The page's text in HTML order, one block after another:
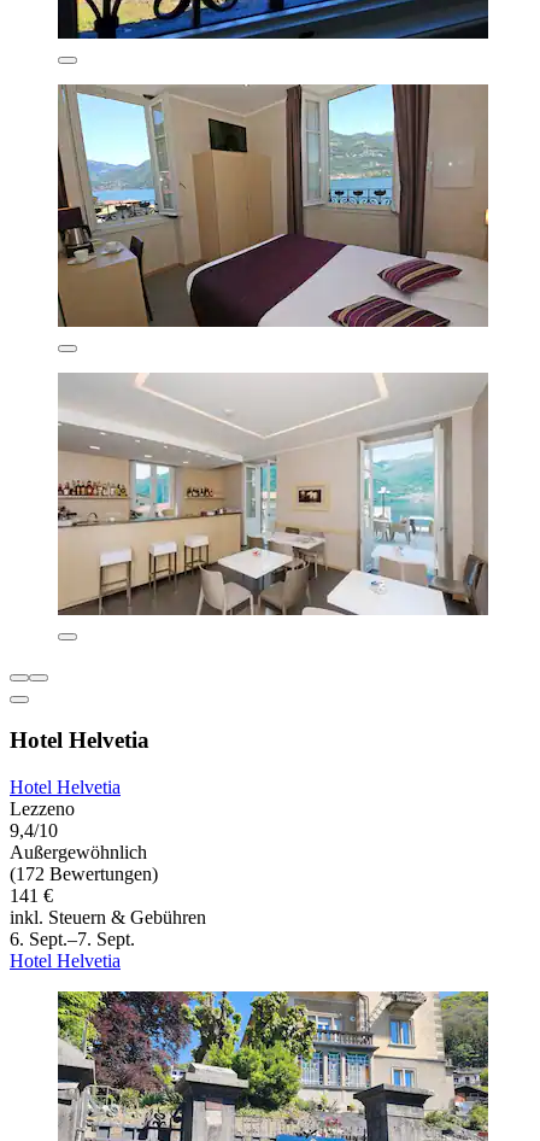
Hotel Helvetia
Hotel Helvetia
Lezzeno
9,4/10
Außergewöhnlich
(172 Bewertungen)
141 €
inkl. Steuern & Gebühren
6. Sept.–7. Sept.
Hotel Helvetia